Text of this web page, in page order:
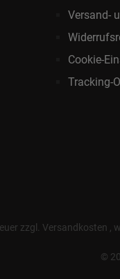
Versand-
Cookie-
Tracking-
zzgl. Versandkosten ,
©